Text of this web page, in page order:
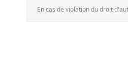
En cas de violation du droit